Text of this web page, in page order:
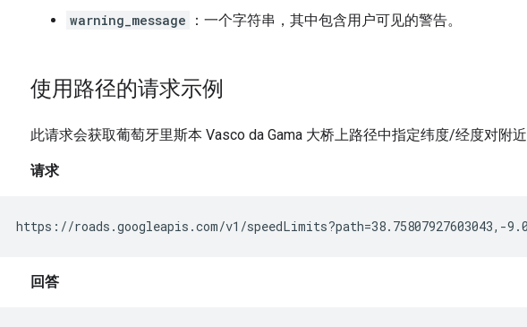
warning_message
：一个字符串，其中包含用户可见的警告。
使用路径的请求示例
此请求会获取葡萄牙里斯本 Vasco da Gama 大桥上路径中指定纬度/经度对附近
请求
https://roads.googleapis.com/v1/speedLimits?path=38.75807927603043,-
回答